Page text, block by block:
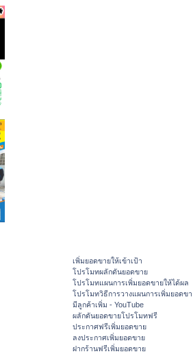
เพิ่มยอดขายให้เข้าเป้า
โปรโมทผลักดันยอดขาย
โปรโมทแผนการเพิ่มยอดขายให้ได้ผล
โปรโมทวิธีการวางแผนการเพิ่มยอดข
มีลูกค้าเพิ่ม - YouTube
ผลักดันยอดขายโปรโมทฟรี
ประกาศฟรีเพิ่มยอดขาย
ลงประกาศเพิ่มยอดขาย
ฝากร้านฟรีเพิ่มยอดขาย